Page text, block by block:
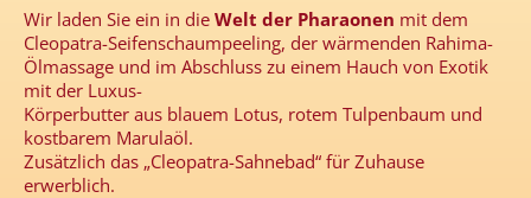
Wir laden Sie ein in die Welt der Pharaonen mit dem
Cleopatra-Seifenschaumpeeling, der wärmenden Rahima-
Ölmassage und im Abschluss zu einem Hauch von Exotik
mit der Luxus-
Körperbutter aus blauem Lotus, rotem Tulpenbaum und
kostbarem Marulaöl.
Zusätzlich das „Cleopatra-Sahnebad“ für Zuhause
erwerblich.